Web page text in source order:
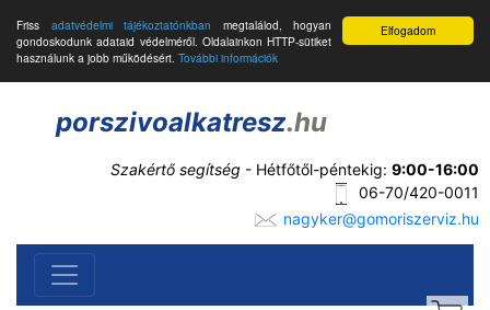
Elfogadom
Friss adatvédelmi tájékoztatónkban megtalálod, hogyan
gondoskodunk adataid védelméről. Oldalainkon HTTP-sütiket
használunk a jobb működésért. További információk
porszivoalkatresz.hu
Szakértő segítség - Hétfőtől-péntekig: 9:00-16:00
06-70/420-0011
nagyker@gomoriszerviz.hu